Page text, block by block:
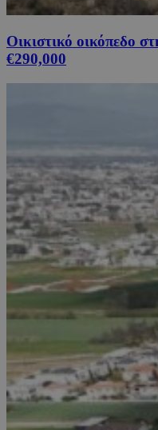
Οικιστικό οικόπεδο
€290,000